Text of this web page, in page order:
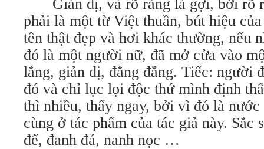
Giản dị, và rõ ràng là gợi, bởi rõ
phải là một từ Việt thuần, bút hiệu
tên thật đẹp và hơi khác thường, nếu
đó là một người nữ, đã mở cửa vào
lắng, giản dị, đằng đẵng. Tiếc: người
đó và chỉ lục lọi độc thứ mình định
thì nhiều, thấy ngay, bởi vì đó là
cùng ở tác phẩm của tác giả này. Sắc
để, đanh đá, nanh nọc …